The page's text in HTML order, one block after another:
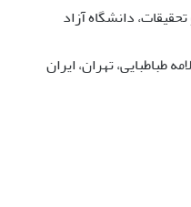
دانشگاه آزاد
طباطبایی، تهران، ایران